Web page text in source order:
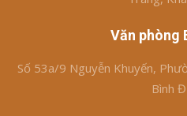
Văn phòng
Số 53a/9 Nguyễn Khuyến,
Bình